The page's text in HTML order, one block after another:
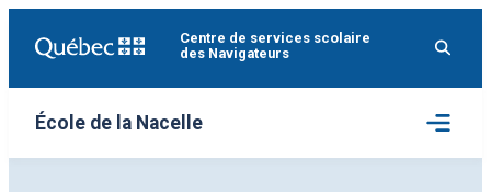
Centre de services scolaire
des Navigateurs
École de la Nacelle
Ouvrir
le
menu